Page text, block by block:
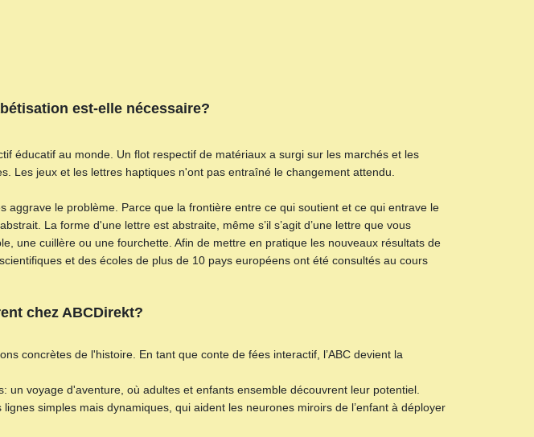
est-elle nécessaire?
éducatif au monde. Un flot respectif de matériaux a surgi sur les marchés et les
Les jeux et les lettres haptiques n'ont pas entraîné le changement attendu.
le problème. Parce que la frontière entre ce qui soutient et ce qui entrave le
La forme d'une lettre est abstraite, même s’il s’agit d’une lettre que vous
une cuillère ou une fourchette. Afin de mettre en pratique les nouveaux résultats de
et des écoles de plus de 10 pays européens ont été consultés au cours
chez ABCDirekt?
concrètes de l'histoire. En tant que conte de fées interactif, l’ABC devient la
voyage d'aventure, où adultes et enfants ensemble découvrent leur potentiel.
simples mais dynamiques, qui aident les neurones miroirs de l’enfant à déployer